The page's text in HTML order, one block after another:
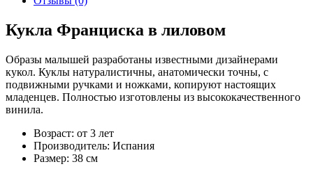
Кукла Франциска в лиловом
Образы малышей разработаны известными дизайнерами
кукол. Куклы натуралистичны, анатомически точны, с
подвижными ручками и ножками, копируют настоящих
младенцев. Полностью изготовлены из высококачественного
винила.
Возраст: от 3 лет
Производитель: Испания
Размер: 38 см